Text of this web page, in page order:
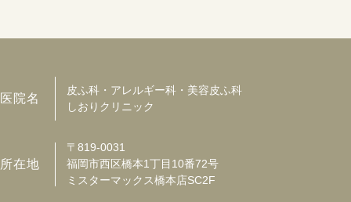
医院名
皮ふ科・アレルギー科・美容皮ふ科
しおりクリニック
所在地
〒819-0031
福岡市西区橋本1丁目10番72号
ミスターマックス橋本店SC2F